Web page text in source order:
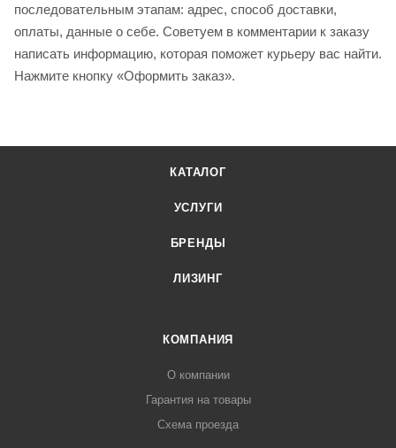
последовательным этапам: адрес, способ доставки,
оплаты, данные о себе. Советуем в комментарии к заказу
написать информацию, которая поможет курьеру вас найти.
Нажмите кнопку «Оформить заказ».
КАТАЛОГ
УСЛУГИ
БРЕНДЫ
ЛИЗИНГ
КОМПАНИЯ
О компании
Гарантия на товары
Схема проезда